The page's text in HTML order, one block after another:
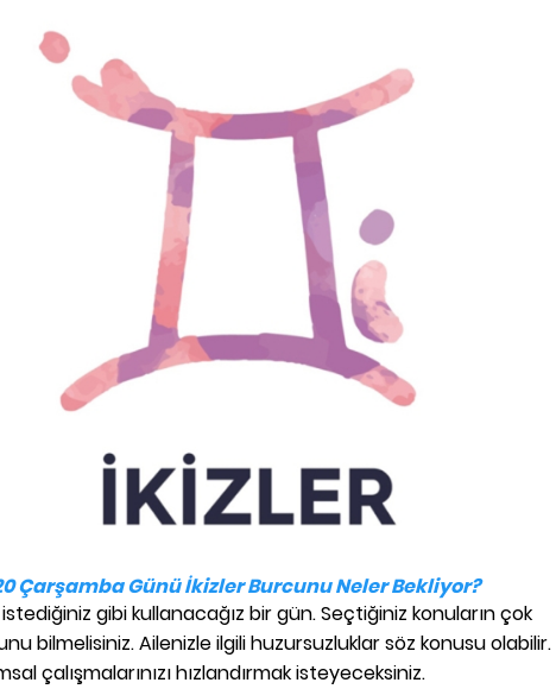
Çarşamba Günü İkizler Burcunu Neler Bekliyor?
istediğiniz gibi kullanacağız bir gün. Seçtiğiniz konuların çok
bilmelisiniz. Ailenizle ilgili huzursuzluklar söz konusu olabilir.
çalışmalarınızı hızlandırmak isteyeceksiniz.